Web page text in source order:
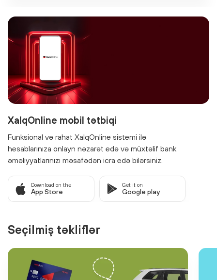
XalqOnline mobil tətbiqi
Funksional və rahat XalqOnline sistemi ilə
hesablarınıza onlayn nəzarət edə və müxtəlif bank
əməliyyatlarınızı məsafədən icra edə bilərsiniz.
Download on the
App Store
Get it on
Google play
Seçilmiş təkliflər